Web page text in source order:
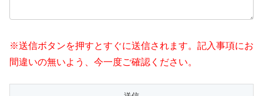
※送信ボタンを押すとすぐに送信されます。記入事項にお
間違いの無いよう、今一度ご確認ください。